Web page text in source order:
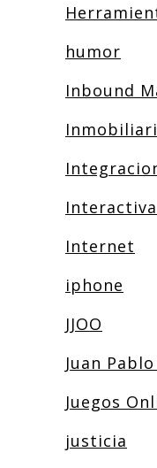
humor
Inbound
Internet
iphone
JJOO
Juan
Juegos
justicia